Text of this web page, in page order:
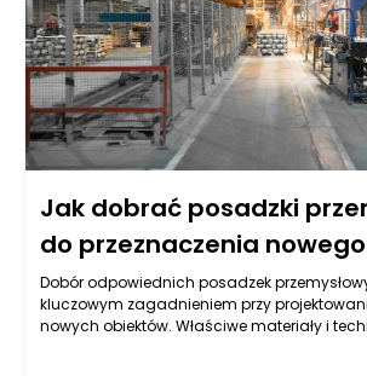
Jak dobrać posadzki
do przeznaczenia
Dobór odpowiednich posadzek
kluczowym zagadnieniem przy
nowych obiektów. Właściwe materiały i